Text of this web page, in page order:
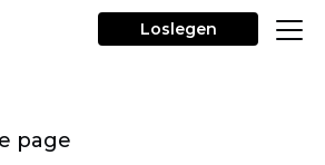
Loslegen
page